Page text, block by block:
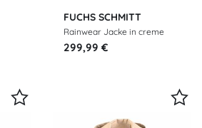
FUCHS SCHMITT
Rainwear Jacke in creme
299,99 €